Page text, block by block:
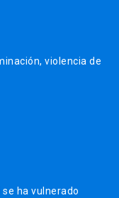
violencia de
ha vulnerado